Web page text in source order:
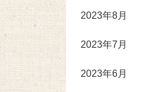
2023年8月
2023年7月
2023年6月